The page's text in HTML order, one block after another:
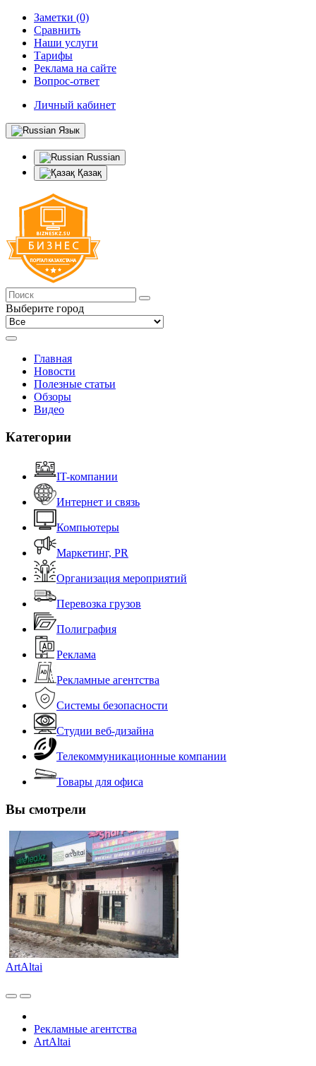
Заметки (0)
Сравнить
Наши услуги
Тарифы
Реклама на сайте
Вопрос-ответ
Личный кабинет
Язык
Russian
Қазақ
Выберите город
Главная
Новости
Полезные статьи
Обзоры
Видео
Категории
IT-компании
Интернет и связь
Компьютеры
Маркетинг, PR
Организация мероприятий
Перевозка грузов
Полиграфия
Реклама
Рекламные агентства
Системы безопасности
Студии веб-дизайна
Телекоммуникационные компании
Товары для офиса
Вы смотрели
ArtAltai
Рекламные агентства
ArtAltai